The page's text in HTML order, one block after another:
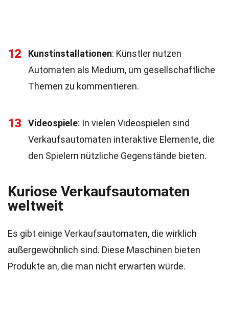
12 Kunstinstallationen: Künstler nutzen
Automaten als Medium, um gesellschaftliche
Themen zu kommentieren.
13 Videospiele: In vielen Videospielen sind
Verkaufsautomaten interaktive Elemente, die
den Spielern nützliche Gegenstände bieten.
Kuriose Verkaufsautomaten
weltweit
Es gibt einige Verkaufsautomaten, die wirklich
außergewöhnlich sind. Diese Maschinen bieten
Produkte an, die man nicht erwarten würde.